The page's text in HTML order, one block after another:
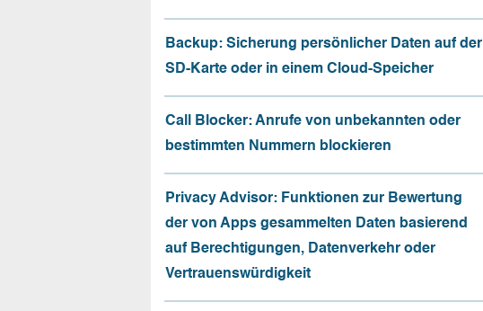
Backup: Sicherung persönlicher Daten auf der
SD-Karte oder in einem Cloud-Speicher
Call Blocker: Anrufe von unbekannten oder
bestimmten Nummern blockieren
Privacy Advisor: Funktionen zur Bewertung
der von Apps gesammelten Daten basierend
auf Berechtigungen, Datenverkehr oder
Vertrauenswürdigkeit